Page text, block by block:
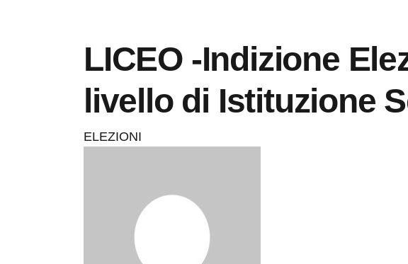
LICEO -Indizione
livello di Istituzione
ELEZIONI